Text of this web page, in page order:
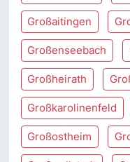
Großaitingen
Großenseebach
Großheirath
Großkarolinenfeld
Großostheim